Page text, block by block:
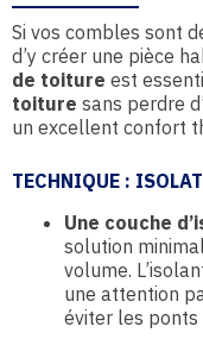
Si vos combles sont
d’y créer une pièce
de toiture est
toiture sans perdre
un excellent confort
TECHNIQUE :
Une couche
solution
volume.
une attention
éviter les ponts